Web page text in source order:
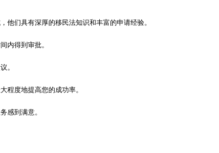
他们具有深厚的移民法知识和丰富的申请经验。
内得到审批。
。
程度地提高您的成功率。
感到满意。